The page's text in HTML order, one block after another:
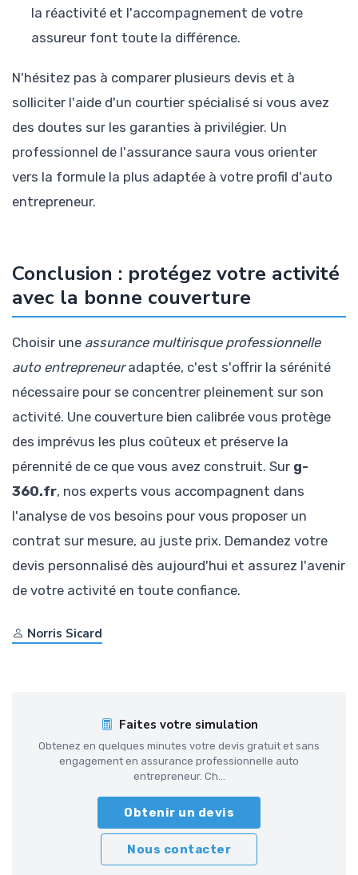
la réactivité et l'accompagnement de votre
assureur font toute la différence.
N'hésitez pas à comparer plusieurs devis et à
solliciter l'aide d'un courtier spécialisé si vous avez
des doutes sur les garanties à privilégier. Un
professionnel de l'assurance saura vous orienter
vers la formule la plus adaptée à votre profil d'auto
entrepreneur.
Conclusion : protégez votre activité
avec la bonne couverture
Choisir une assurance multirisque professionnelle
auto entrepreneuradaptée, c'est s'offrir la sérénité
nécessaire pour se concentrer pleinement sur son
activité. Une couverture bien calibrée vous protège
des imprévus les plus coûteux et préserve la
pérennité de ce que vous avez construit. Sur g-
360.fr, nos experts vous accompagnent dans
l'analyse de vos besoins pour vous proposer un
contrat sur mesure, au juste prix. Demandez votre
devis personnalisé dès aujourd'hui et assurez l'avenir
de votre activité en toute confiance.
Norris Sicard
Faites votre simulation
Obtenez en quelques minutes votre devis gratuit et sans
engagement en assurance professionnelle auto
entrepreneur. Ch...
Obtenir un devis
Nous contacter